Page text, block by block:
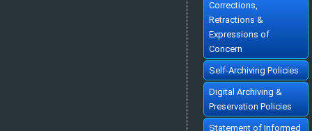
İKTİSADİ ANALİZDE REKABET KAVRAMININ GELİŞİMİ
THE EVALUATION OF THE CONCEPT OF 'COMPETITION' IN ECONOMIC
64 times [Click to see citing articles]
İstihdam, İktisadi Büyüme ve İşgücü Piyasası Performansı: Türkiye
EMPLOYMENT, ECONOMIC GROWTH AND LABOR MARKET PERFORMANCE:
58 times [Click to see citing articles]
Corrections,
Retractions &
Expressions of
Concern
Self-Archiving Policies
Digital Archiving &
Preservation Policies
Statement of Informed